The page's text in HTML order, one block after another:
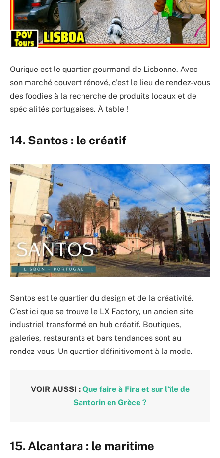
Ourique est le quartier gourmand de Lisbonne. Avec
son marché couvert rénové, c’est le lieu de rendez-vous
des foodies à la recherche de produits locaux et de
spécialités portugaises. À table !
14. Santos : le créatif
Santos est le quartier du design et de la créativité.
C’est ici que se trouve le LX Factory, un ancien site
industriel transformé en hub créatif. Boutiques,
galeries, restaurants et bars tendances sont au
rendez-vous. Un quartier définitivement à la mode.
VOIR AUSSI : Que faire à Fira et sur l’île de
Santorin en Grèce ?
15. Alcantara : le maritime